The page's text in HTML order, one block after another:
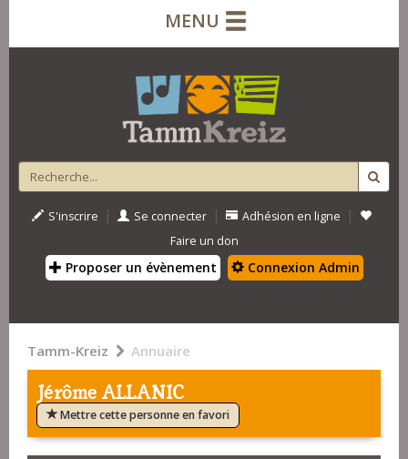
MENU
S'inscrire | Se connecter | Adhésion en ligne |
Faire un don
Proposer un évènement Connexion Admin
Tamm-Kreiz Annuaire
Jérôme ALLANIC
Mettre cette personne en favori